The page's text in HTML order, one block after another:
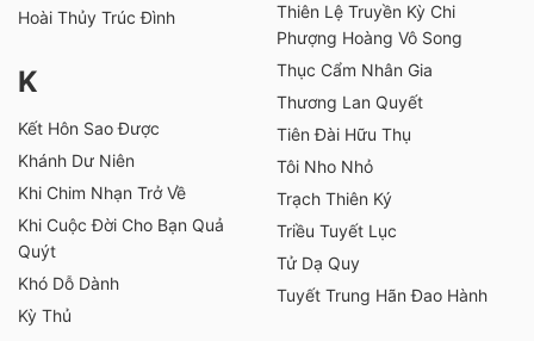
Hoài Thủy Trúc Đình
K
Kết Hôn Sao Được
Khánh Dư Niên
Khi Chim Nhạn Trở Về
Khi Cuộc Đời Cho Bạn Quả
Quýt
Khó Dỗ Dành
Kỳ Thủ
Thiên Lệ Truyền Kỳ Chi
Phượng Hoàng Vô Song
Thục Cẩm Nhân Gia
Thương Lan Quyết
Tiên Đài Hữu Thụ
Tôi Nho Nhỏ
Trạch Thiên Ký
Triều Tuyết Lục
Tử Dạ Quy
Tuyết Trung Hãn Đao Hành